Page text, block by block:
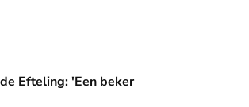
beker bevat twaalf suikerklontjes'
Efteling: 'Een beker